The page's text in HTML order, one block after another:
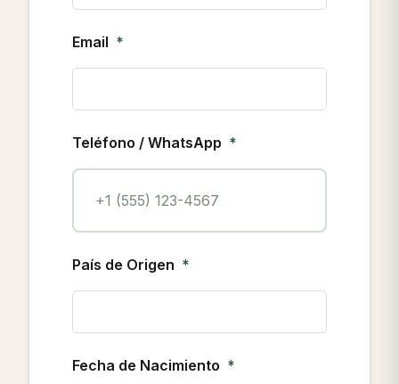
Email
Teléfono / WhatsApp
País de Origen
Fecha de Nacimiento